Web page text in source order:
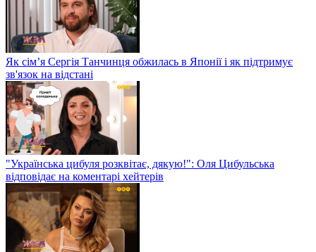
Як сім’я Сергія Танчинця обжилась в Японії і як підтримує
зв'язок на відстані
"Українська цибуля розквітає, дякую!": Оля Цибульська
відповідає на коментарі хейтерів